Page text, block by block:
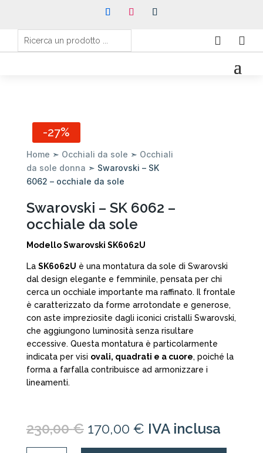
 
-27%
Home ➣ Occhiali da sole ➣ Occhiali
da sole donna ➣ Swarovski – SK
6062 – occhiale da sole
Swarovski – SK 6062 –
occhiale da sole
Modello Swarovski SK6062U
La SK6062U è una montatura da sole di Swarovski
dal design elegante e femminile, pensata per chi
cerca un occhiale importante ma raffinato. Il frontale
è caratterizzato da forme arrotondate e generose,
con aste impreziosite dagli iconici cristalli Swarovski,
che aggiungono luminosità senza risultare
eccessive. Questa montatura è particolarmente
indicata per visi ovali, quadrati e a cuore, poiché la
forma a farfalla contribuisce ad armonizzare i
lineamenti.
230,00€ Il
prezzo
170,00 €IlIVA inclusa